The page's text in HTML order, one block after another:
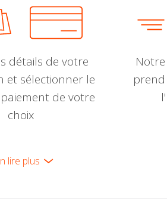
détails de votre
et sélectionner le
de votre
choix
lire plus